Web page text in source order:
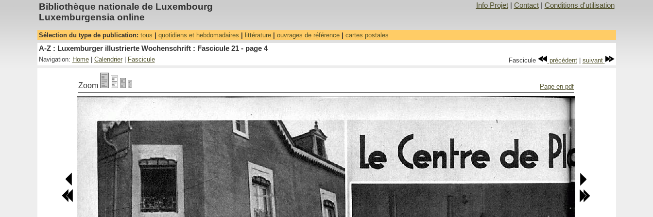
Bibliothèque nationale de Luxembourg
Luxemburgensia online
Info Projet| Contact| Conditions d'utilisation
Sélection du type de publication: tous quotidiens et hebdomadaires littérature| ouvrages de référence| cartes postales
A-Z : Luxemburger illustrierte Wochenschrift : Fascicule 21 - page 4
Navigation: Home| Calendrier| Fascicule Fascicule précédent| suivant
Zoom Page en pdf